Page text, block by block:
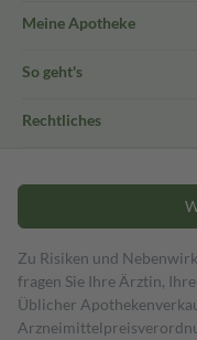
Meine Apotheke
So geht's
Rechtliches
Zu Risiken und
fragen Sie Ihre Ärztin,
Üblicher